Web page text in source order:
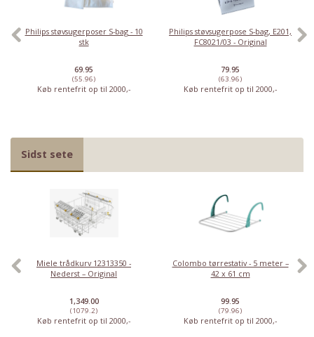
Philips støvsugerposer S-bag - 10
stk
69.95
(55.96)
Køb rentefrit op til 2000,-
Philips støvsugerpose S-bag, E201,
FC8021/03 - Original
79.95
(63.96)
Køb rentefrit op til 2000,-
Sidst sete
Miele trådkurv 12313350 -
Nederst – Original
1,349.00
(1079.2)
Køb rentefrit op til 2000,-
Colombo tørrestativ - 5 meter –
42 x 61 cm
99.95
(79.96)
Køb rentefrit op til 2000,-